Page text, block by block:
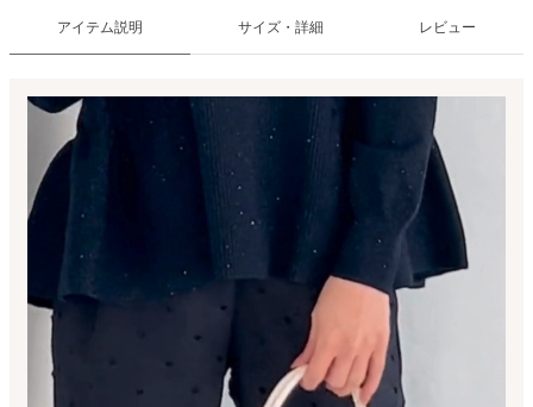
アイテム説明 サイズ・詳細 レビュー